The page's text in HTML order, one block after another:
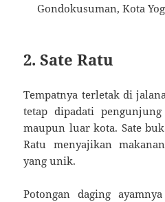
Gondokusuman, Kota
2. Sate Ratu
Tempatnya terletak di
tetap dipadati
maupun luar kota. Sate
Ratu menyajikan
yang unik.
Potongan daging